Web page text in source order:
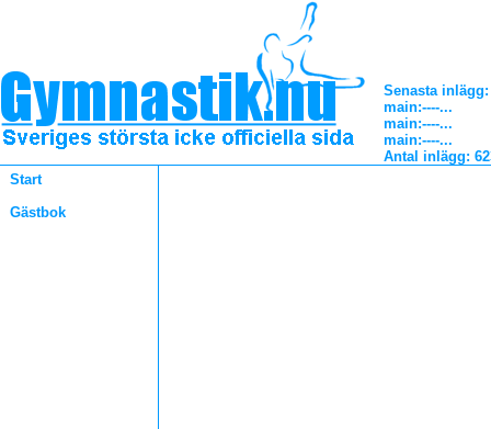
Senasta inlägg:
main:----...
main:----...
main:----...
Antal inlägg:
Start
Gästbok